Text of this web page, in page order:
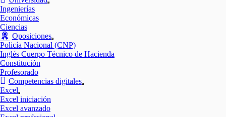
Mostrar
Ingenierías
Económicas
Ciencias
Oposiciones
Mostrar
el
submenú
Policía Nacional (CNP)
Inglés Cuerpo Técnico de Hacienda
Constitución
Profesorado
Competencias digitales
Mostrar
Excel
Mostrar
el
submenú
Excel iniciación
Excel avanzado